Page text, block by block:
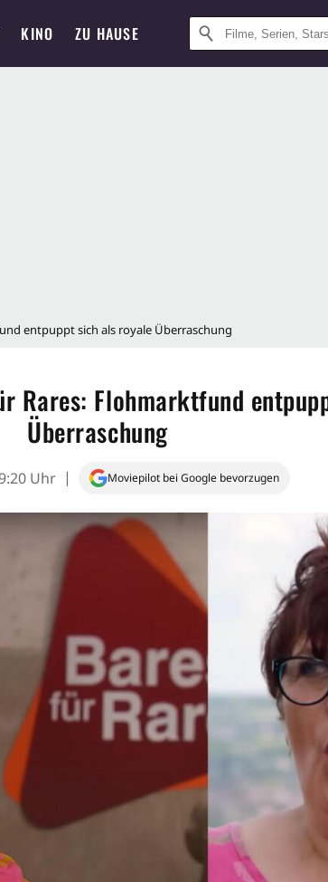
KINO ZU HAUSE
entpuppt sich als royale Überraschung
Rares: Flohmarktfund
Überraschung
Uhr Moviepilot bei Google bevorzugen